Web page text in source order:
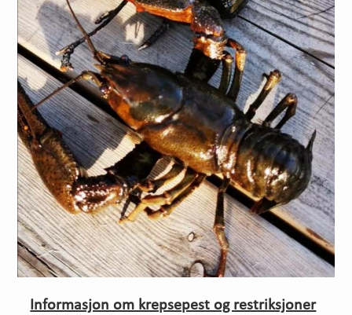
Informasjon om krepsepest og restriksjoner